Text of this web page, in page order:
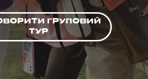
ГРУПОВИЙ
ТУР